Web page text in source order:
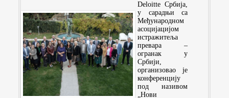
Deloitte Србија,
у сарадњи са
Међународном
асоцијацијом
истражитеља
превара –
огранак у
Србији,
организовао је
конференцију
под називом
„Нови